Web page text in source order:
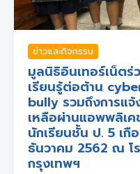
ข่าวและกิจกรรม
มูลนิธิอินเทอร์เน็ต
เรียนรู้ต่อต้าน
bully รวมถึงการแจ้
เหลือผ่านแอพพลิเ
นักเรียนชั้น ป. 5 เ
ธันวาคม 2562 ณ โ
กรุงเทพฯ